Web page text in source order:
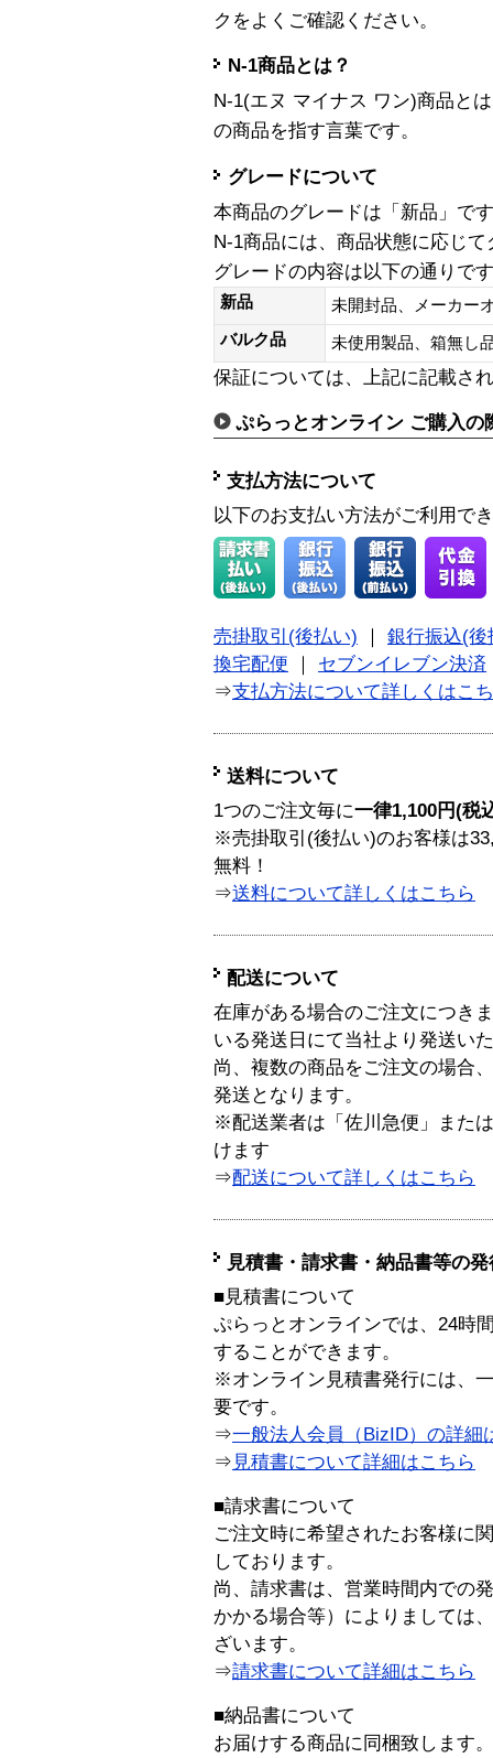
クをよくご確認ください。
N-1商品とは？
N-1(エヌ マイナス ワン)商品と
の商品を指す言葉です。
グレードについて
本商品のグレードは「新品」です
N-1商品には、商品状態に応じ
グレードの内容は以下の通りで
新品
未開封品、メーカー
バルク品
未使用製品、箱無
保証については、上記に記載さ
ぷらっとオンライン ご購入の
支払方法について
以下のお支払い方法がご利用で
売掛取引(後払い)
銀行振込(後
換宅配便
セブンイレブン決済
⇒支払方法について詳しくはこ
送料について
1つのご注文毎に一律1,100円(税
※売掛取引(後払い)のお客様は
無料！
⇒送料について詳しくはこちら
配送について
在庫がある場合のご注文につき
いる発送日にて当社より発送い
尚、複数の商品をご注文の場合
発送となります。
※配送業者は「佐川急便」また
けます
⇒配送について詳しくはこちら
見積書・請求書・納品書等の
■見積書について
ぷらっとオンラインでは、24時
することができます。
※オンライン見積書発行には、
要です。
⇒一般法人会員（BizID）の詳細
⇒ 見積書について詳細はこちら
■請求書について
ご注文時に希望されたお客様に
しております。
尚、請求書は、営業時間内での
かかる場合等）によりましては
ざいます。
⇒請求書について詳細はこちら
■納品書について
お届けする商品に同梱致します。